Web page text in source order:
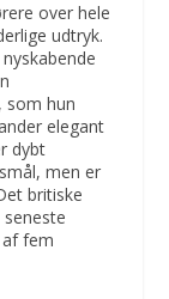
over hele
udtryk.
som hun
elegant
dybt
men er
britiske
fem